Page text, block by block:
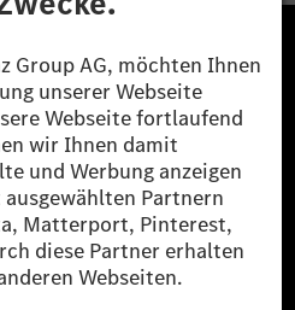
Group.
AG (ehemals Daimler AG)
Automobilunternehmen
Benz AG gehören wir zu
Premium- und Luxus-Pkw
Benz Mobility AG bietet
und –miete,
Services rund um Laden